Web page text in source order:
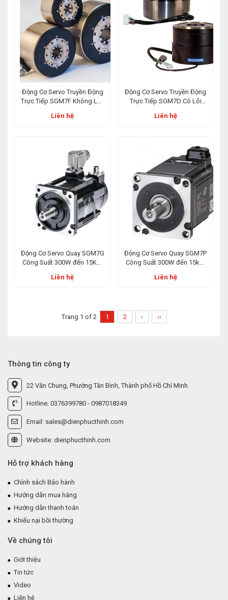
Động Cơ Servo Truyền Động
Trực Tiếp SGM7F Không Lõi,
Nhỏ 2Nm đến 35Nm
Liên hệ
Động Cơ Servo Truyền Động
Trực Tiếp SGM7D Có Lõi
240Nm
Liên hệ
Động Cơ Servo Quay SGM7G
Công Suất 300W đến 15KW
men Xoắn Hơn
Liên hệ
Động Cơ Servo Quay SGM7P
Công Suất 300W đến 15kW
Dẹt
Liên hệ
Trang 1 of 2 1 2 › ››
Thông tin công ty
22 Văn Chung, Phường Tân Bình, Thành phố Hồ Chí Minh
Hotline: 0376399780 - 0987018349
Email: sales@dienphucthinh.com
Website: dienphucthinh.com
Hỗ trợ khách hàng
Chính sách Bảo hành
Hướng dẫn mua hàng
Hướng dẫn thanh toán
Khiếu nại bồi thường
Về chúng tôi
Giới thiệu
Tin tức
Video
Liên hệ